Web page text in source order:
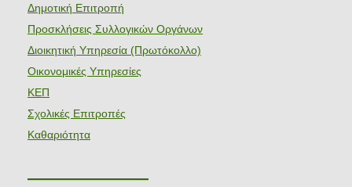
Δημοτική Επιτροπή
Προσκλήσεις Συλλογικών Οργάνων
Διοικητική Υπηρεσία (Πρωτόκολλο)
Οικονομικές Υπηρεσίες
ΚΕΠ
Σχολικές Επιτροπές
Καθαριότητα
———————